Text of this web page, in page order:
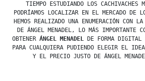
TIEMPO ESTUDIANDO LOS CACHIVACHES
PODRÍAMOS LOCALIZAR EN EL MERCADO DE
HEMOS REALIZADO UNA ENUMERACIÓN CON
DE ÁNGEL MENADEL, LO MÁS IMPORTANTE
OBTENER ÁNGEL MENADELDE FORMA DIGITAL
PARA CUALQUIERA PUDIENDO ELEGIR EL
Y EL PRECIO JUSTO DE ÁNGEL